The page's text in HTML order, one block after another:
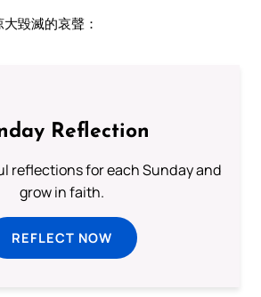
毀滅的哀聲：
Reflection
reflections for each Sunday and
grow in faith.
REFLECT NOW